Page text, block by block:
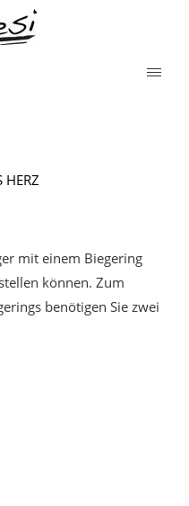
HERZ
mit einem Biegering
können. Zum
benötigen Sie zwei